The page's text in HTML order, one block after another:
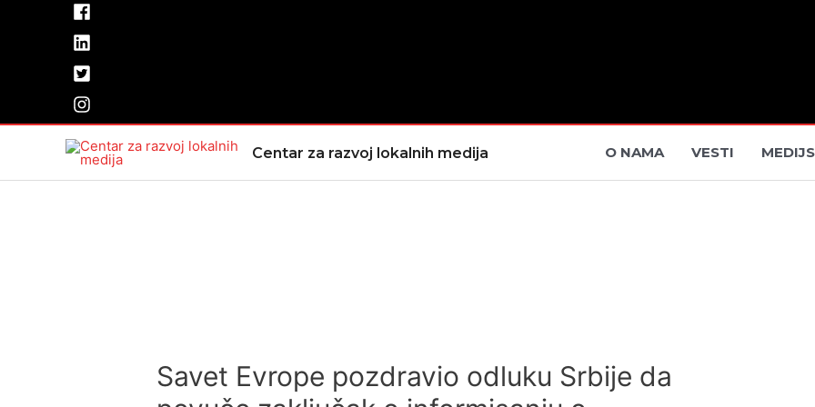
Centar za razvoj lokalnih medija O NAMA VESTI
Savet Evrope pozdravio odluku Srbije da